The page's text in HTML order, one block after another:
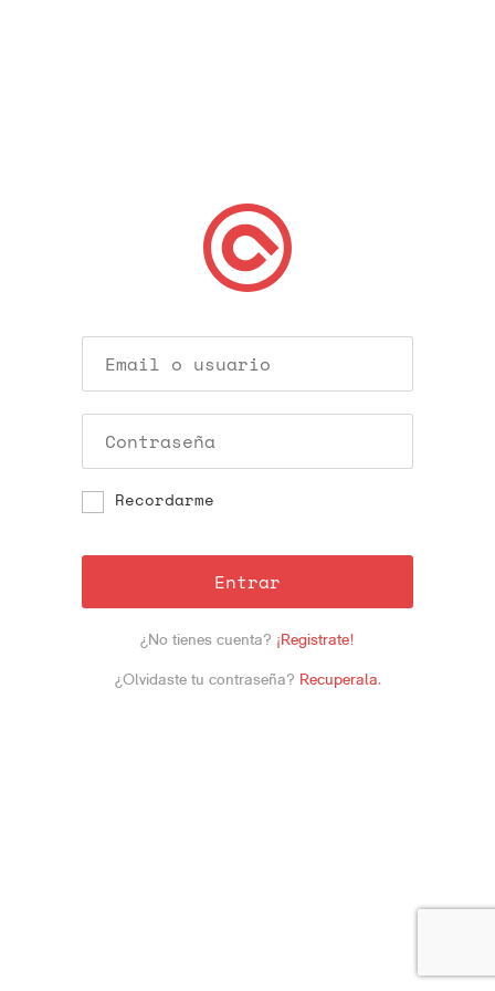
Recordarme
Entrar
¿No tienes cuenta? ¡Registrate!
¿Olvidaste tu contraseña? Recuperala.